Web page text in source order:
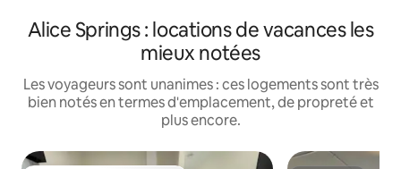
Alice Springs : locations de vacances les
mieux notées
Les voyageurs sont unanimes : ces logements sont très
bien notés en termes d'emplacement, de propreté et
plus encore.